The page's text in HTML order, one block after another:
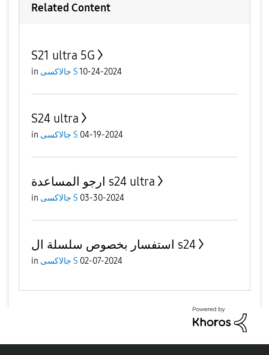
Related Content
S21 ultra 5G
in جالاكسى S10-24-2024
S24 ultra
in جالاكسى S 04-19-2024
ارجو المساعدة s24 ultra
in جالاكسى S 03-30-2024
استفسار بخصوص سلسلة ال s24
in جالاكسى S 02-07-2024